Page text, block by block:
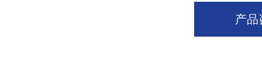
产品